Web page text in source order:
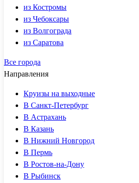
из Костромы
из Чебоксары
из Волгограда
из Саратова
Все города
Направления
Круизы на выходные
В Санкт-Петербург
В Астрахань
В Казань
В Нижний Новгород
В Пермь
В Ростов-на-Дону
В Рыбинск